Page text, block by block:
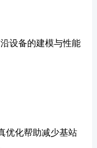
设备的建模与性能
优化帮助减少基站